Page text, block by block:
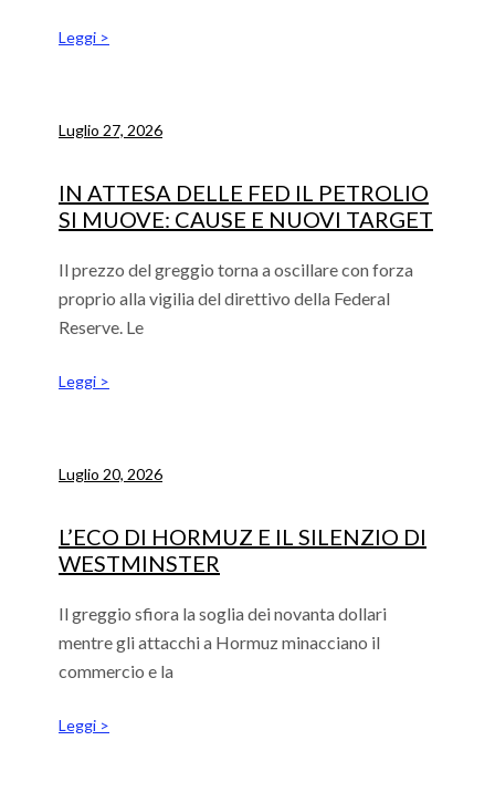
Leggi >
Luglio 27, 2026
IN ATTESA DELLE FED IL PETROLIO
SI MUOVE: CAUSE E NUOVI TARGET
Il prezzo del greggio torna a oscillare con forza
proprio alla vigilia del direttivo della Federal
Reserve. Le
Leggi >
Luglio 20, 2026
L’ECO DI HORMUZ E IL SILENZIO DI
WESTMINSTER
Il greggio sfiora la soglia dei novanta dollari
mentre gli attacchi a Hormuz minacciano il
commercio e la
Leggi >